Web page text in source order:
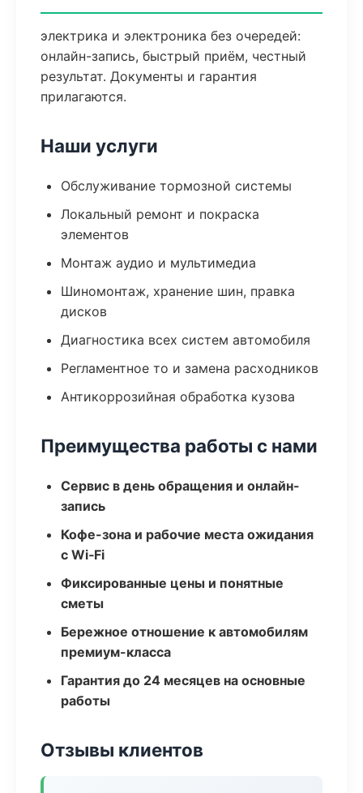
электрика и электроника без очередей:
онлайн-запись, быстрый приём, честный
результат. Документы и гарантия
прилагаются.
Наши услуги
Обслуживание тормозной системы
Локальный ремонт и покраска
элементов
Монтаж аудио и мультимедиа
Шиномонтаж, хранение шин, правка
дисков
Диагностика всех систем автомобиля
Регламентное то и замена расходников
Антикоррозийная обработка кузова
Преимущества работы с нами
Сервис в день обращения и онлайн-
запись
Кофе-зона и рабочие места ожидания
с Wi‑Fi
Фиксированные цены и понятные
сметы
Бережное отношение к автомобилям
премиум-класса
Гарантия до 24 месяцев на основные
работы
Отзывы клиентов